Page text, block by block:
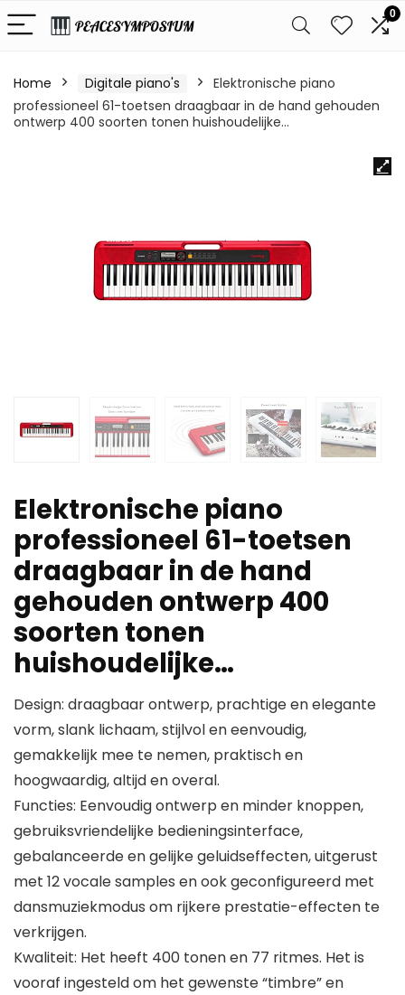
0
Home Digitale piano's
Elektronische piano
professioneel 61-toetsen draagbaar in de hand gehouden
ontwerp 400 soorten tonen huishoudelijke…
Elektronische piano
professioneel 61-toetsen
draagbaar in de hand
gehouden ontwerp 400
soorten tonen
huishoudelijke…
Design: draagbaar ontwerp, prachtige en elegante
vorm, slank lichaam, stijlvol en eenvoudig,
gemakkelijk mee te nemen, praktisch en
hoogwaardig, altijd en overal.
Functies: Eenvoudig ontwerp en minder knoppen,
gebruiksvriendelijke bedieningsinterface,
gebalanceerde en gelijke geluidseffecten, uitgerust
met 12 vocale samples en ook geconfigureerd met
dansmuziekmodus om rijkere prestatie-effecten te
verkrijgen.
Kwaliteit: Het heeft 400 tonen en 77 ritmes. Het is
vooraf ingesteld om het gewenste “timbre” en